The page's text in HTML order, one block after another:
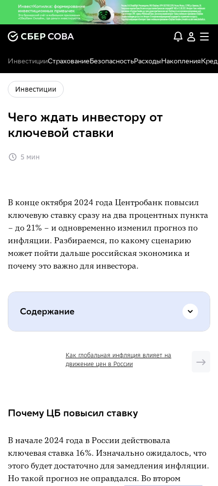
ИнвестицииСтрахованиеБезопасностьРасходыНакопления
Инвестиции
Чего ждать инвестору от
ключевой ставки
5 мин
В конце октября 2024 года Центробанк повысил
ключевую ставку сразу на два процентных пункта
– до 21% – и одновременно изменил прогноз по
инфляции. Разбираемся, по какому сценарию
может пойти дальше российская экономика и
почему это важно для инвестора.
Содержание
Что повлияло на уровень инфляции
инфляцией и ключевой ставкой
Как глобальная инфляция влияет на
движение цен в России
Почему ЦБ повысил ставку
В начале 2024 года в России действовала
ключевая ставка 16%. Изначально ожидалось, что
этого будет достаточно для замедления инфляции.
Но такой прогноз не оправдался. Во втором